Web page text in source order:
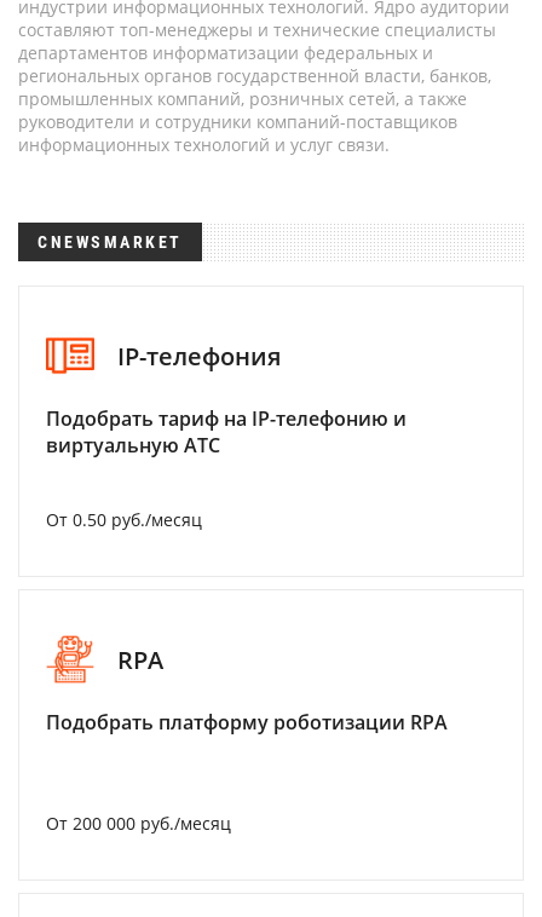
индустрии информационных технологий. Ядро аудитории
составляют топ-менеджеры и технические специалисты
департаментов информатизации федеральных и
региональных органов государственной власти, банков,
промышленных компаний, розничных сетей, а также
руководители и сотрудники компаний-поставщиков
информационных технологий и услуг связи.
CNEWSMARKET
IP-телефония
Подобрать тариф на IP-телефонию и
виртуальную АТС
От 0.50 руб./месяц
RPA
Подобрать платформу роботизации RPA
От 200 000 руб./месяц